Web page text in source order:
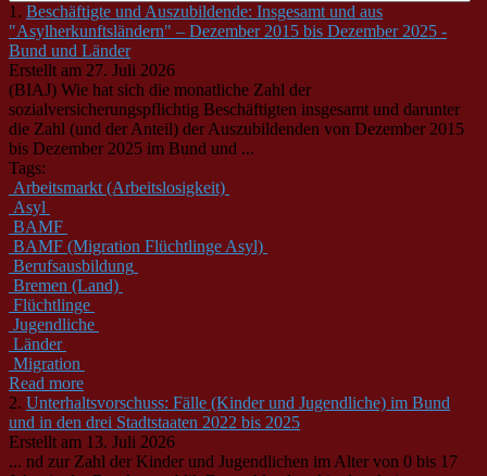
1. Beschäftigte und Auszubildende: Insgesamt und aus
"Asylherkunftsländern" – Dezember 2015 bis Dezember 2025 -
Bund und Länder
Erstellt am 27. Juli 2026
(BIAJ) Wie hat sich die monatliche Zahl der
sozialversicherungspflichtig Beschäftigten insgesamt und darunter
die Zahl (und der Anteil) der Auszubildenden von Dezember 2015
bis Dezember 2025 im Bund und ...
Tags:
Arbeitsmarkt (Arbeitslosigkeit)
Asyl
BAMF
BAMF (Migration Flüchtlinge Asyl)
Berufsausbildung
Bremen (Land)
Flüchtlinge
Jugendliche
Länder
Migration
Read more
2. Unterhaltsvorschuss: Fälle (Kinder und Jugendliche) im Bund
und in den drei Stadtstaaten 2022 bis 2025
Erstellt am 13. Juli 2026
... nd zur Zahl der Kinder und Jugendlichen im Alter von 0 bis 17